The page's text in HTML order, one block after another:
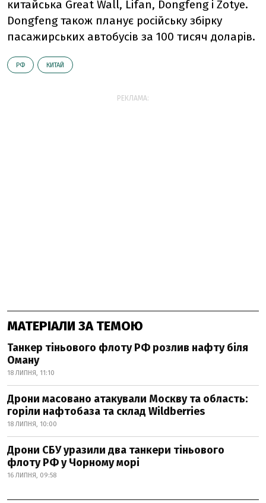
китайська Great Wall, Lifan, Dongfeng і Zotye.
Dongfeng також планує російську збірку
пасажирських автобусів за 100 тисяч доларів.
РФ КИТАЙ
РЕКЛАМА:
МАТЕРІАЛИ ЗА ТЕМОЮ
Танкер тіньового флоту РФ розлив нафту біля
Оману
18 ЛИПНЯ, 11:10
Дрони масовано атакували Москву та область:
горіли нафтобаза та склад Wildberries
18 ЛИПНЯ, 10:00
Дрони СБУ уразили два танкери тіньового
флоту РФ у Чорному морі
16 ЛИПНЯ, 09:58